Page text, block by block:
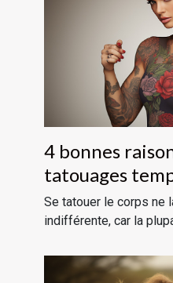
4 bonnes
tatouages
corps
Se tatouer le corps ne
indifférente, car la